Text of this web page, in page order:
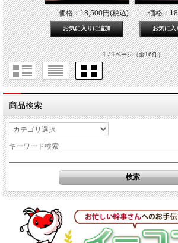
価格：18,500円(税込) 価格：
1 / 1ページ（全16件）
商品検索
キーワード検索